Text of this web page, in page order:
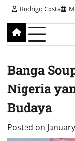
Rodrigo Costa
Banga
Nigeria
Budaya
Posted on